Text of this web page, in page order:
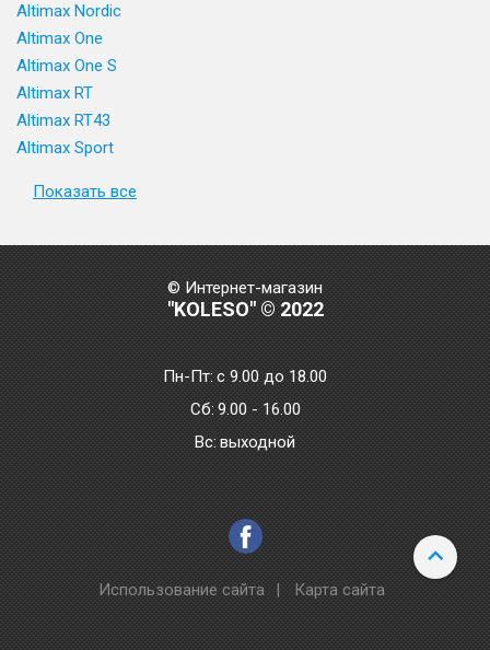
Altimax Nordic
Altimax One
Altimax One S
Altimax RT
Altimax RT43
Altimax Sport
Показать все
© Интернет-магазин
"KOLESO" © 2022
Пн-Пт:с 9.00 до 18.00
Сб: 9.00 - 16.00
Bc: выходной
Использование сайта | Карта сайта